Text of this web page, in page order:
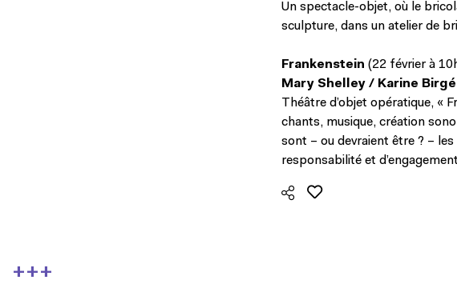
Un spectacle-objet, où le
sculpture, dans un atelier de
Frankenstein (22 février à
Mary Shelley / Karine Birgé
Théâtre d’objet opératique, «
chants, musique, création
sont – ou devraient être ? –
responsabilité et
+++